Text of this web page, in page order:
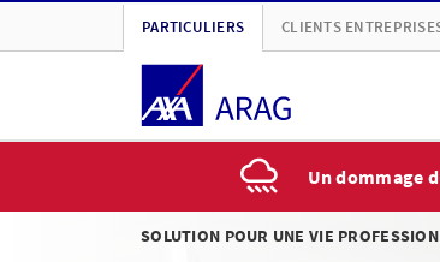
PARTICULIERS CLIENTS
Un dommage
SOLUTION POUR UNE VIE